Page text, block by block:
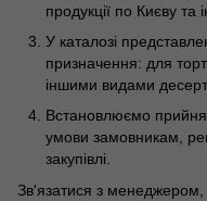
продукції по Києву та
У каталозі
призначення: для
іншими видами
Встановлюємо
умови замовникам,
закупівлі.
Зв'язатися з